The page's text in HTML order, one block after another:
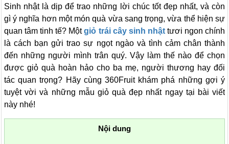
Sinh nhật là dịp để trao những lời chúc tốt đẹp nhất, và còn
gì ý nghĩa hơn một món quà vừa sang trọng, vừa thể hiện sự
quan tâm tinh tế? Mộtgiỏ trái cây sinh nhậttươi ngon chính
là cách bạn gửi trao sự ngọt ngào và tình cảm chân thành
đến những người mình trân quý. Vậy làm thế nào để chọn
được giỏ quà hoàn hảo cho ba mẹ, người thương hay đối
tác quan trọng? Hãy cùng 360Fruit khám phá những gợi ý
tuyệt vời và những mẫu giỏ quà đẹp nhất ngay tại bài viết
này nhé!
Nội dung